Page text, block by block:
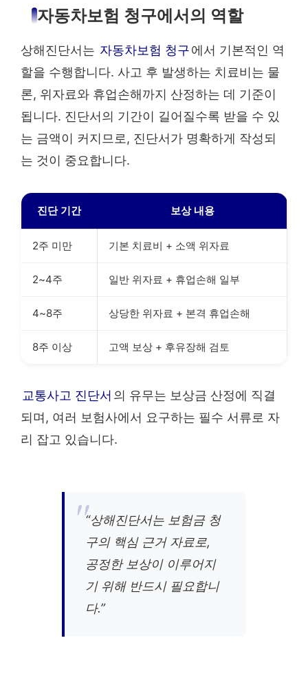
자동차보험 청구에서의 역할
상해진단서는 자동차보험 청구에서 기본적인 역
할을 수행합니다. 사고 후 발생하는 치료비는 물
론, 위자료와 휴업손해까지 산정하는 데 기준이
됩니다. 진단서의 기간이 길어질수록 받을 수 있
는 금액이 커지므로, 진단서가 명확하게 작성되
는 것이 중요합니다.
진단 기간 보상 내용
2주 미만 기본 치료비 + 소액 위자료
2~4주 일반 위자료 + 휴업손해 일부
4~8주 상당한 위자료 + 본격 휴업손해
8주 이상 고액 보상 + 후유장해 검토
교통사고 진단서 의 유무는 보상금 산정에 직결
되며, 여러 보험사에서 요구하는 필수 서류로 자
리 잡고 있습니다.
“상해진단서는 보험금 청
구의 핵심 근거 자료로,
공정한 보상이 이루어지
기 위해 반드시 필요합니
다.”